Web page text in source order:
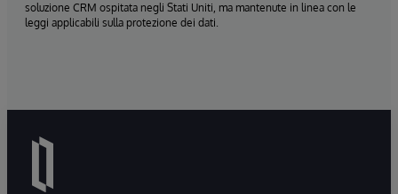
soluzione CRM ospitata negli Stati Uniti, ma mantenute in linea con le
leggi applicabili sulla protezione dei dati.